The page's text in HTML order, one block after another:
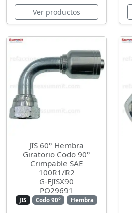
Ver productos
JIS 60° Hembra
Giratorio Codo 90°
Crimpable SAE
100R1/R2
G-FJISX90
PO29691
JIS Codo 90° Hembra